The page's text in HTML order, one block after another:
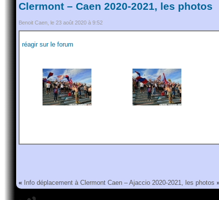
Clermont – Caen 2020-2021, les photos
Benoit Caen, le 23 août 2020 à 9:52
réagir sur le forum
« Info déplacement à Clermont Caen – Ajaccio 2020-2021, les photos